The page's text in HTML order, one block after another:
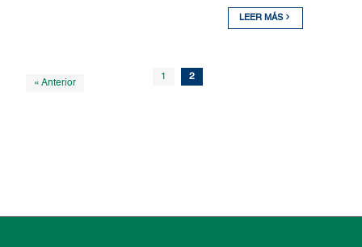
LEER MÁS
« Anterior
1 2